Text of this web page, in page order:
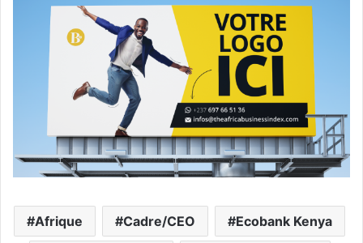
Afrique Cadre/CEO Ecobank Kenya